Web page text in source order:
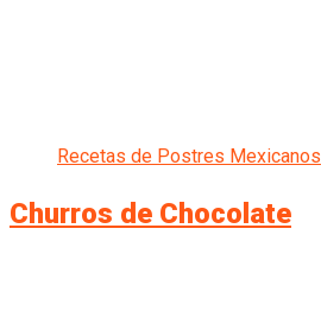
Recetas de Postres Mexicanos
Churros de Chocolate